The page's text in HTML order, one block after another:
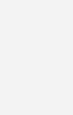
der
des SHK-Marktes,
hin zu
die Qualität